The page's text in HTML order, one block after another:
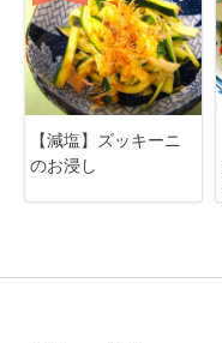
【減塩】ズッキーニ
のお浸し